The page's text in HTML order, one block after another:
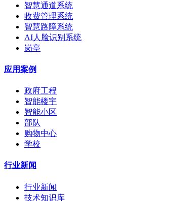
智慧通道系统
收费管理系统
智慧路障系统
AI人脸识别系统
岗亭
应用案例
政府工程
智能楼宇
智能小区
部队
购物中心
学校
行业新闻
行业新闻
技术知识库